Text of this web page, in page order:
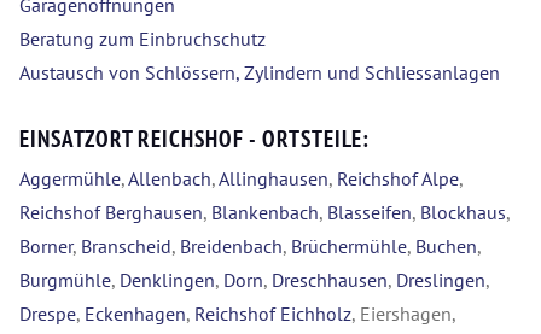
Garagenöffnungen
Beratung zum Einbruchschutz
Austausch von Schlössern, Zylindern und Schliessanlagen
EINSATZORT REICHSHOF - ORTSTEILE:
Aggermühle,Allenbach,Allinghausen, Reichshof Alpe,
Reichshof Berghausen, Blankenbach, Blasseifen, Blockhaus,
Borner, Branscheid, Breidenbach, Brüchermühle, Buchen,
Burgmühle, Denklingen, Dorn, Dreschhausen, Dreslingen,
Drespe, Eckenhagen, Reichshof Eichholz, Eiershagen,